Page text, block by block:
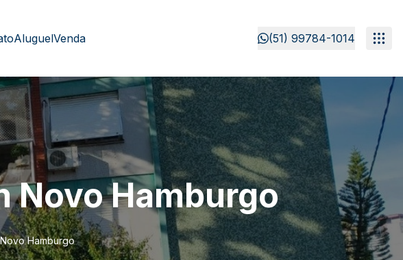
AluguelVenda (51) 99784-1014
Novo Hamburgo
Hamburgo